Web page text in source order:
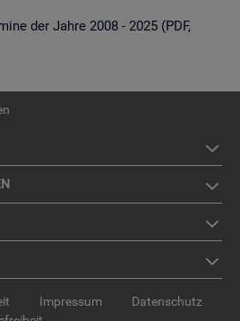
der Jahre 2008 - 2025 (PDF,
Impressum
Datenschutz